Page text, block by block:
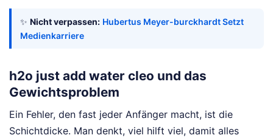
✨ Nicht verpassen: Hubertus Meyer-burckhardt Setzt
Medienkarriere
h2o just add water cleo und das
Gewichtsproblem
Ein Fehler, den fast jeder Anfänger macht, ist die
Schichtdicke. Man denkt, viel hilft viel, damit alles